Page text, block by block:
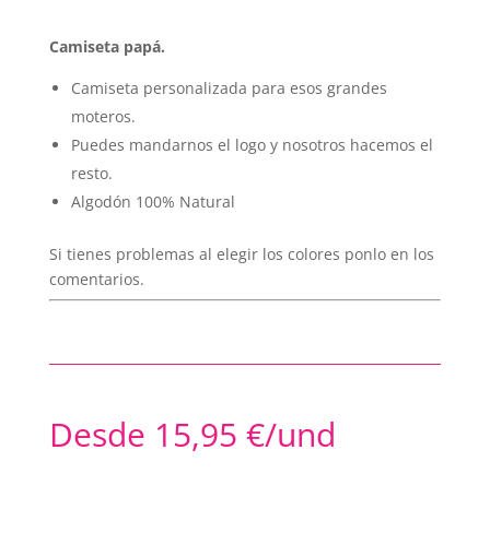
Camiseta papá.
Camiseta personalizada para esos grandes
moteros.
Puedes mandarnos el logo y nosotros hacemos el
resto.
Algodón 100% Natural
Si tienes problemas al elegir los colores ponlo en los
comentarios.
Desde 15,95 €/und